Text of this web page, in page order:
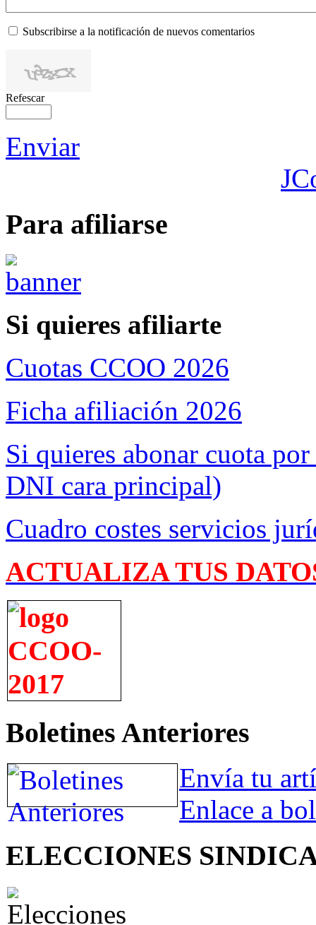
Subscribirse a la notificación de nuevos comentarios
Refescar
Enviar
Para afiliarse
Si quieres afiliarte
Cuotas CCOO 2026
Ficha afiliación 2026
Si quieres abonar cuota
DNI cara principal)
Cuadro costes servicios
ACTUALIZA TUS
Boletines Anteriores
Envía tu
Enlace a
ELECCIONES